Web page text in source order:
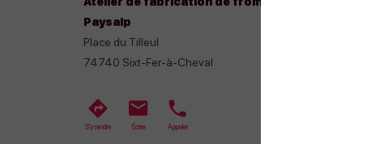
Paysalp
Place du Tilleul
74740 Sixt-Fer-à-Cheval
S'y rendre Écrire Appeler